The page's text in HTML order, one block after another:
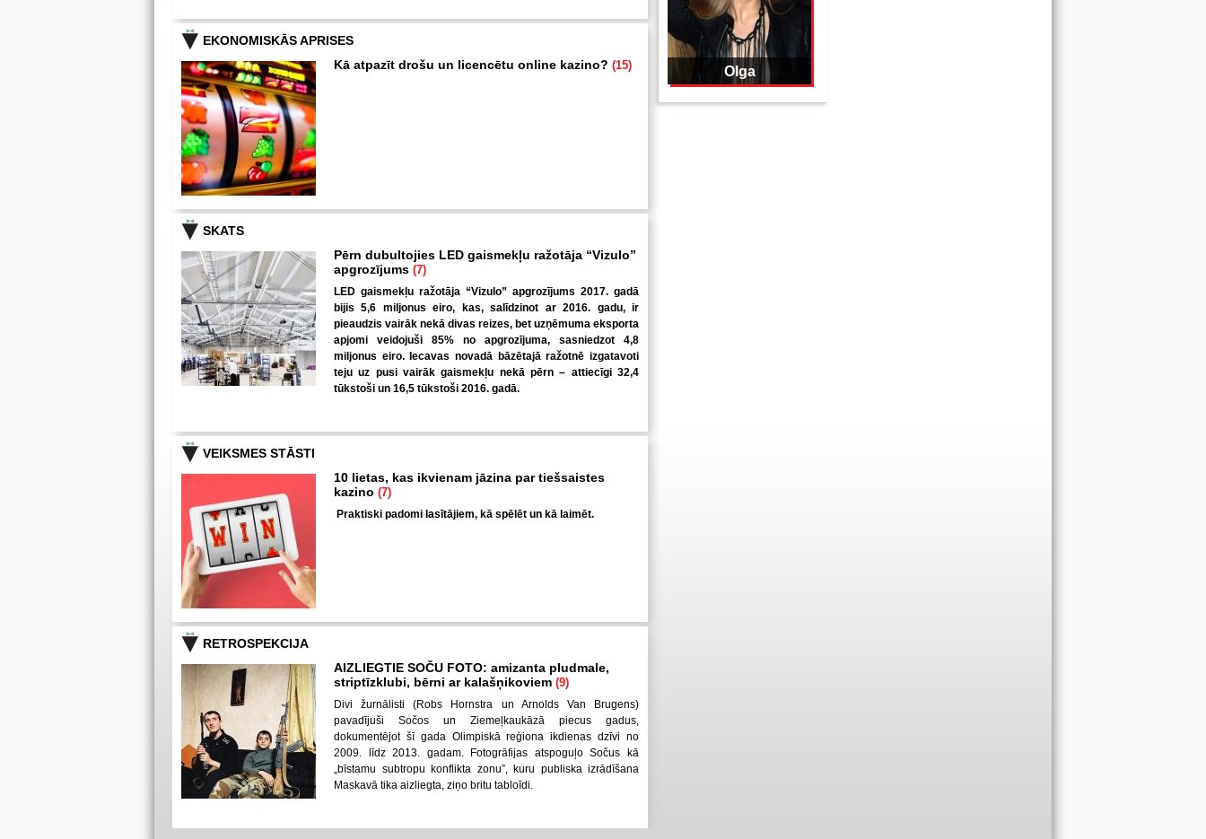
Olga
EKONOMISKĀS APRISES
Kā atpazīt drošu un licencētu online kazino? (15)
SKATS
Pērn dubultojies LED gaismekļu ražotāja “Vizulo”
apgrozījums (7)
LED gaismekļu ražotāja “Vizulo” apgrozījums 2017. gadā
bijis 5,6 miljonus eiro, kas, salīdzinot ar 2016. gadu, ir
pieaudzis vairāk nekā divas reizes, bet uzņēmuma eksporta
apjomi veidojuši 85% no apgrozījuma, sasniedzot 4,8
miljonus eiro. Iecavas novadā bāzētajā ražotnē izgatavoti
teju uz pusi vairāk gaismekļu nekā pērn – attiecīgi 32,4
tūkstoši un 16,5 tūkstoši 2016. gadā.
VEIKSMES STĀSTI
10 lietas, kas ikvienam jāzina par tiešsaistes
kazino (7)
Praktiski padomi lasītājiem, kā spēlēt un kā laimēt.
RETROSPEKCIJA
AIZLIEGTIE SOČU FOTO: amizanta pludmale,
striptīzklubi, bērni ar kalašņikoviem (9)
Divi žurnālisti (Robs Hornstra un Arnolds Van Brugens)
pavadījuši Sočos un Ziemeļkaukāzā piecus gadus,
dokumentējot šī gada Olimpiskā reģiona ikdienas dzīvi no
2009. līdz 2013. gadam. Fotogrāfijas atspoguļo Sočus kā
„bīstamu subtropu konflikta zonu”, kuru publiska izrādīšana
Maskavā tika aizliegta, ziņo britu tabloīdi.